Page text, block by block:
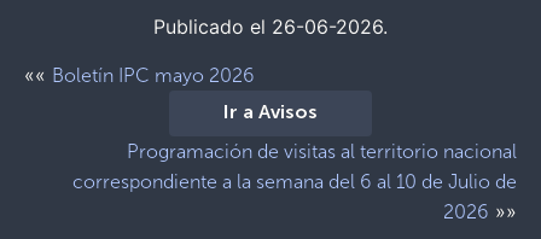
Publicado el 26-06-2026.
«« Boletín IPC mayo 2026
Ir a Avisos
Programación de visitas al territorio nacional
correspondiente a la semana del 6 al 10 de Julio de
2026 »»